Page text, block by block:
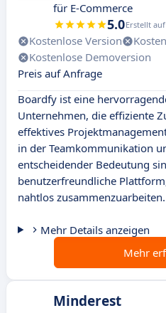
für E-Commerce
5.0Erstellt
Kostenlose Version
Kostenlose Demoversion
Preis auf Anfrage
Boardfy ist eine
Unternehmen, die effiziente
effektives
in der Teamkommunikation
entscheidender Bedeutung
benutzerfreundliche
nahtlos zusammenzuarbeiten.
Mehr Details anzeigen
Mehr
Minderest